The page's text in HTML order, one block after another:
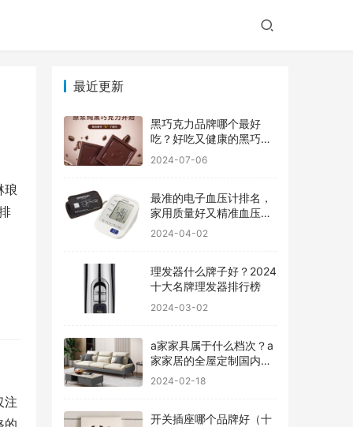
琅
注
的
最近更新
黑巧克力品牌哪个最好
吃？好吃又健康的黑巧克
力品牌
2024-07-06
最准的电子血压计排名，
家用质量好又精准血压计
品牌前十
2024-04-02
理发器什么牌子好？2024
十大名牌理发器排行榜
2024-03-02
a家家具属于什么档次？a
家家居的全屋定制国内排
行
2024-02-18
开关插座哪个品牌好（十